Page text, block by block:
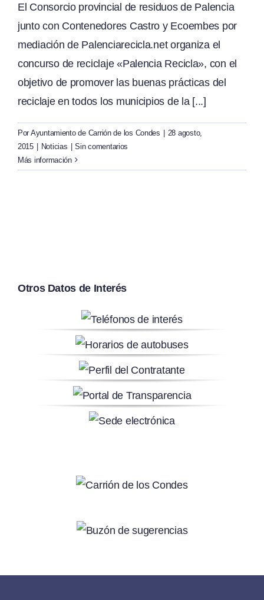
El Consorcio provincial de residuos de Palencia
junto con Contenedores Castro y Ecoembes por
mediación de Palenciarecicla.net organiza el
concurso de reciclaje «Palencia Recicla», con el
objetivo de promover las buenas prácticas del
reciclaje en todos los municipios de la [...]
Por Ayuntamiento de Carrión de los Condes | 28 agosto,
2015 | Noticias | Sin comentarios
Más información
Otros Datos de Interés